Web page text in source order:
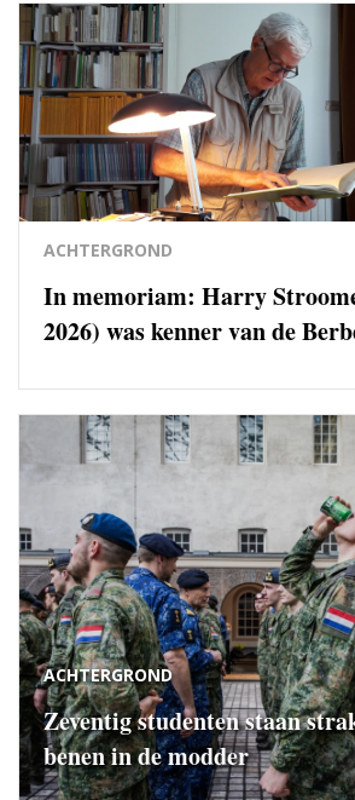
ACHTERGROND
In memoriam: Harry
2026) was kenner van de
ACHTERGROND
Zeventig studenten staan
benen in de modder